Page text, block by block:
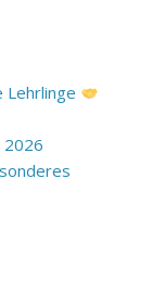
Lehrlinge
2026